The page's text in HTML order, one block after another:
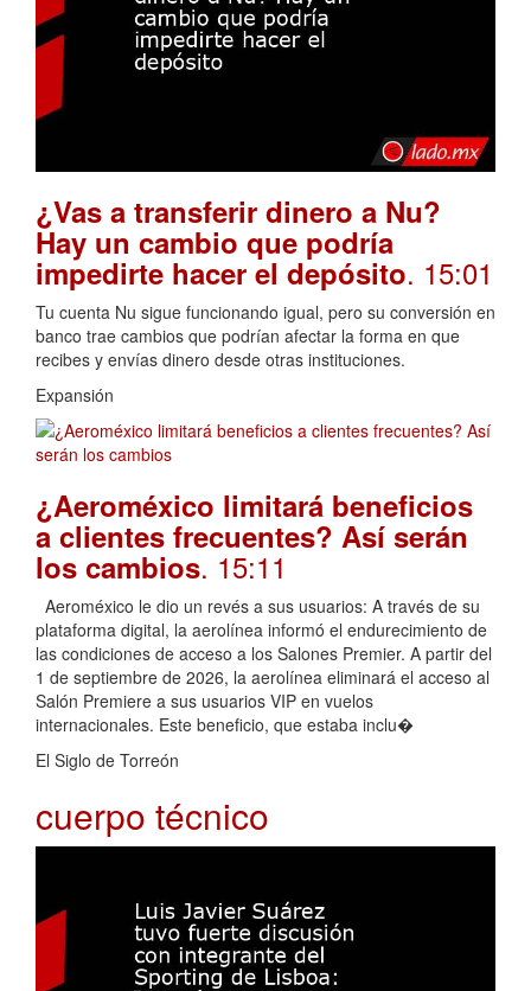
¿Vas a transferir dinero a Nu?
Hay un cambio que podría
impedirte hacer el depósito. 15:01
Tu cuenta Nu sigue funcionando igual, pero su conversión en
banco trae cambios que podrían afectar la forma en que
recibes y envías dinero desde otras instituciones.
Expansión
¿Aeroméxico limitará beneficios
a clientes frecuentes? Así serán
los cambios. 15:11
Aeroméxico le dio un revés a sus usuarios: A través de su
plataforma digital, la aerolínea informó el endurecimiento de
las condiciones de acceso a los Salones Premier. A partir del
1 de septiembre de 2026, la aerolínea eliminará el acceso al
Salón Premiere a sus usuarios VIP en vuelos
internacionales. Este beneficio, que estaba inclu�
El Siglo de Torreón
cuerpo técnico